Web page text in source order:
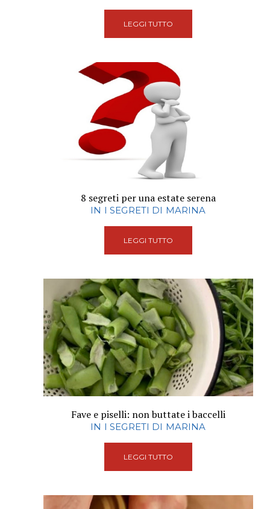
LEGGI TUTTO
8 segreti per una estate serena
IN I SEGRETI DI MARINA
LEGGI TUTTO
Fave e piselli: non buttate i baccelli
IN I SEGRETI DI MARINA
LEGGI TUTTO